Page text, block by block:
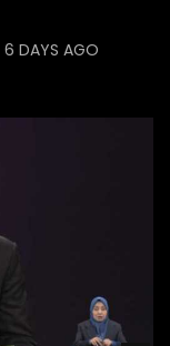
6 DAYS AGO